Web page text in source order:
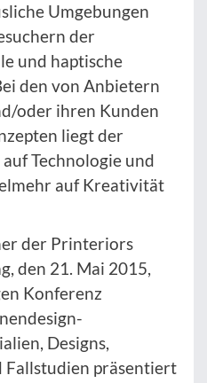
Umgebungen
der
und haptische
den von Anbietern
oder ihren Kunden
liegt der
Technologie und
auf Kreativität
der Printeriors
den 21. Mai 2015,
Konferenz
Designs,
Fallstudien präsentiert